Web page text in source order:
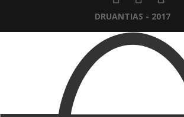
DRUANTIAS - 2017